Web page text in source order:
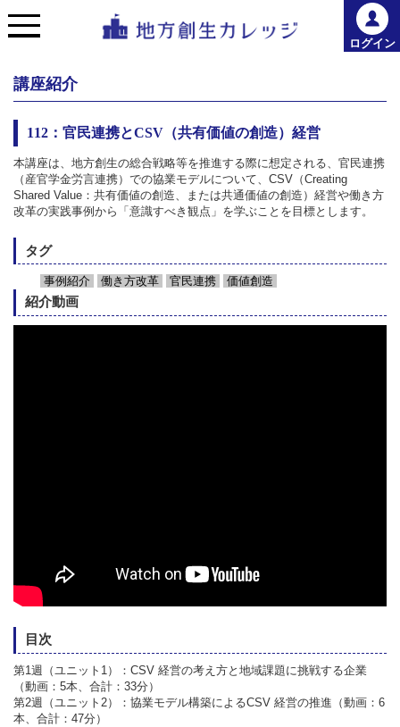
ログイン
講座紹介
112：官民連携とCSV（共有価値の創造）経営
本講座は、地方創生の総合戦略等を推進する際に想定される、官民連携
（産官学金労言連携）での協業モデルについて、CSV（Creating
Shared Value：共有価値の創造、または共通価値の創造）経営や働き方
改革の実践事例から「意識すべき観点」を学ぶことを目標とします。
タグ
事例紹介 働き方改革 官民連携 価値創造
紹介動画
目次
第1週（ユニット1）：CSV 経営の考え方と地域課題に挑戦する企業
（動画：5本、合計：33分）
第2週（ユニット2）：協業モデル構築によるCSV 経営の推進（動画：6
本、合計：47分）